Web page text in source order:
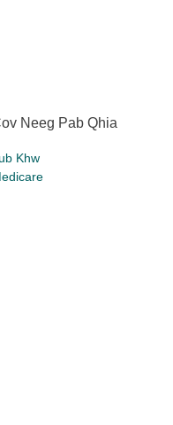
Neeg Pab Qhia
Khw